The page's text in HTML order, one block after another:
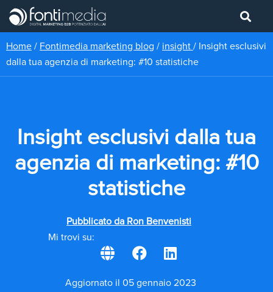
Home / Fontimedia marketing blog / insight / Insight esclusivi
dalla tua agenzia di marketing: #10 statistiche
Insight esclusivi dalla tua
agenzia di marketing: #10
statistiche
Pubblicato da Ron Benvenisti
Mi trovi su:
Aggiornato il 05 gennaio 2023